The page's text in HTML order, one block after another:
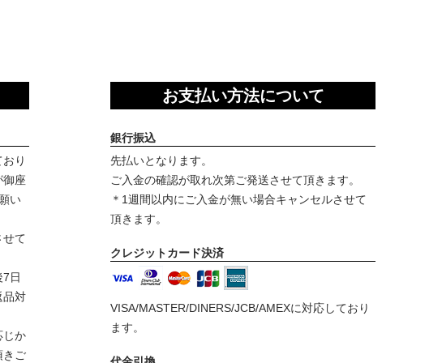
り
御座
い
て
日
品対
じか
きご
お支払い方法について
銀行振込
先払いとなります。
ご入金の確認が取れ次第ご発送させて頂きます。
＊1週間以内にご入金が無い場合キャンセルさせて
頂きます。
クレジットカード決済
VISA/MASTER/DINERS/JCB/AMEXに対応しており
ます。